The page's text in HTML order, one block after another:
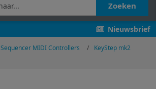
Zoeken
Nieuwsbrief
Sequencer MIDI Controllers
KeyStep mk2